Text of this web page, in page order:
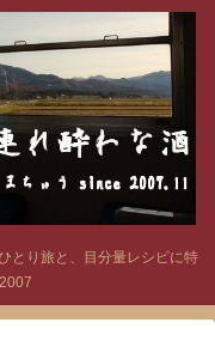
とり旅と、目分量レシピに特